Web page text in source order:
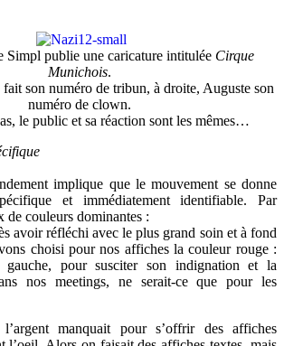
Simpl publie une caricature intitulée Cirque
Munichois.
son numéro de tribun, à droite, Auguste son
numéro de clown.
le public et sa réaction sont les mêmes…
implique que le mouvement se donne
et immédiatement identifiable. Par
de couleurs dominantes :
avoir réfléchi avec le plus grand soin et à fond
choisi pour nos affiches la couleur rouge :
pour susciter son indignation et la
nos meetings, ne serait-ce que pour les
manquait pour s’offrir des affiches